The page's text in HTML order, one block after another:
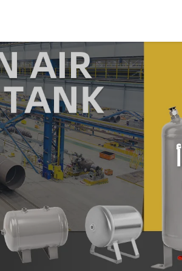
ملف الشركة تنزيل